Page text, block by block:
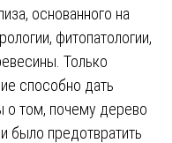
основанного на
фитопатологии,
Только
способно дать
о том, почему дерево
было предотвратить